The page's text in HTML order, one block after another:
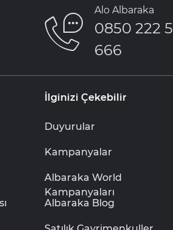
Alo Albaraka
0850 222 5
666
İlginizi Çekebilir
Duyurular
Kampanyalar
Albaraka World
Kampanyaları
Albaraka Blog